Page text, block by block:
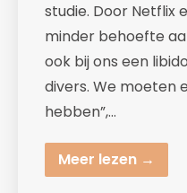
studie. Door Netflix
minder behoefte
ook bij ons een
divers. We moeten
hebben”,…
Meer lezen →